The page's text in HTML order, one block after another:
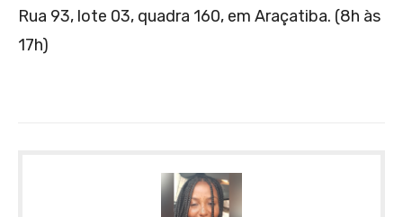
Rua 93, lote 03, quadra 160, em Araçatiba. (8h às
17h)